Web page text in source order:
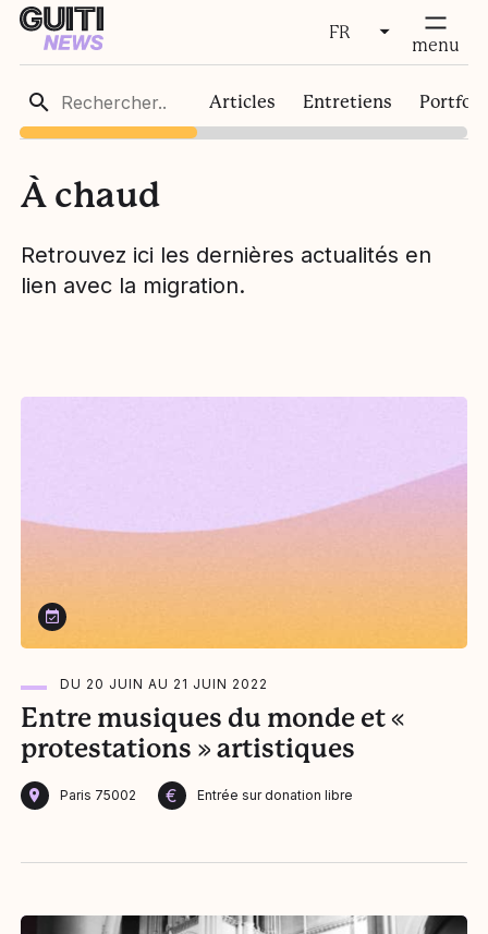
FR
FR
EN
fermer menu
Articles Entretiens
À chaud
Retrouvez ici les dernières actualités en
lien avec la migration.
DU 20 JUIN AU 21 JUIN 2022
Entre musiques du monde et «
protestations » artistiques
Paris 75002 € Entrée sur donation libre